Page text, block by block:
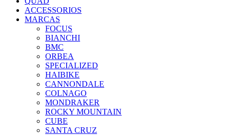
ACCESSORIOS
MARCAS
FOCUS
BIANCHI
BMC
ORBEA
SPECIALIZED
HAIBIKE
CANNONDALE
COLNAGO
MONDRAKER
ROCKY MOUNTAIN
CUBE
SANTA CRUZ